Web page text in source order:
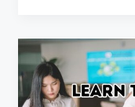
Embarquer
pour
un
voyage